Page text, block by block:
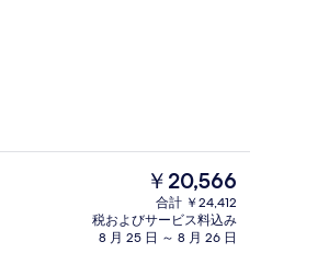
、ビーチパラソル
外観
現
在
の
料
￥20,566
合計 ￥24,412
税およびサービス料込み
8 月 25 日 ～ 8 月 26 日